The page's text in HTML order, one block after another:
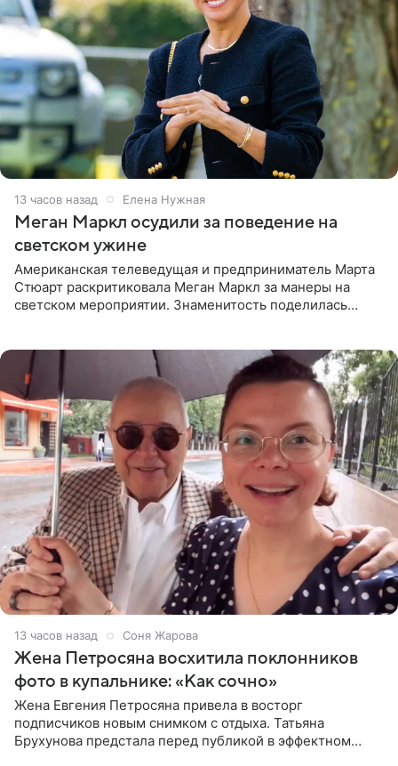
13 часов назад Елена Нужная
Меган Маркл осудили за поведение на
светском ужине
Американская телеведущая и предприниматель Марта
Стюарт раскритиковала Меган Маркл за манеры на
светском мероприятии. Знаменитость поделилась
13 часов назад Соня Жарова
Жена Петросяна восхитила поклонников
фото в купальнике: «Как сочно»
Жена Евгения Петросяна привела в восторг
подписчиков новым снимком с отдыха. Татьяна
Брухунова предстала перед публикой в эффектном